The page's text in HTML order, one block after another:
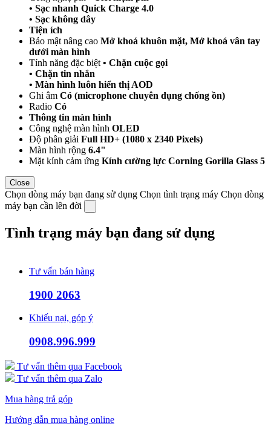
• Sạc nhanh Quick Charge 4.0
• Sạc không dây
Tiện ích
Bảo mật nâng cao Mở khoá khuôn mặt, Mở khoá vân tay
dưới màn hình
Tính năng đặc biệt • Chặn cuộc gọi
• Chặn tin nhắn
• Màn hình luôn hiển thị AOD
Ghi âm Có (microphone chuyên dụng chống ồn)
Radio Có
Thông tin màn hình
Công nghệ màn hình OLED
Độ phân giải Full HD+ (1080 x 2340 Pixels)
Màn hình rộng 6.4"
Mặt kính cảm ứng Kính cường lực Corning Gorilla Glass 5
Close
Chọn dòng máy bạn đang sử dụng Chọn tình trạng máy Chọn dòng
máy bạn cần lên đời
Tình trạng máy bạn đang sử dụng
Tư vấn bán hàng
1900 2063
Khiếu nại, góp ý
0908.996.999
Tư vấn thêm qua Facebook
Tư vấn thêm qua Zalo
Mua hàng trả góp
Hướng dẫn mua hàng online